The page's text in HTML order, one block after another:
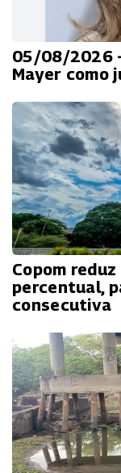
05/08/2026
Mayer como
Copom
percentual,
consecutiva